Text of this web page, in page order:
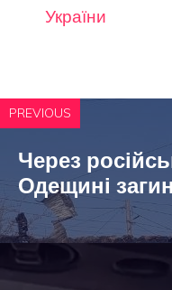
України
PREVIOUS
Через
Одещині